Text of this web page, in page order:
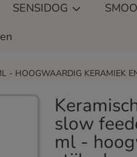
SENSIDOG
- HOOGWAARDIG KERAMIEK
slow
ml -